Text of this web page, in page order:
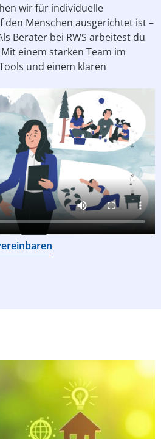
wir für individuelle
den Menschen ausgerichtet ist –
Berater bei RWS arbeitest du
Mit einem starken Team im
und einem klaren